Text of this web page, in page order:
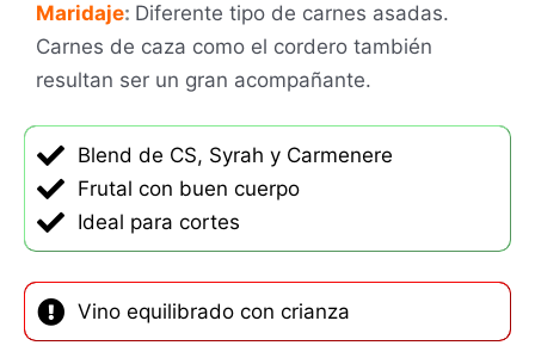
Maridaje: Diferente tipo de carnes asadas.
Carnes de caza como el cordero también
resultan ser un gran acompañante.
Blend de CS, Syrah y Carmenere
Frutal con buen cuerpo
Ideal para cortes
Vino equilibrado con crianza